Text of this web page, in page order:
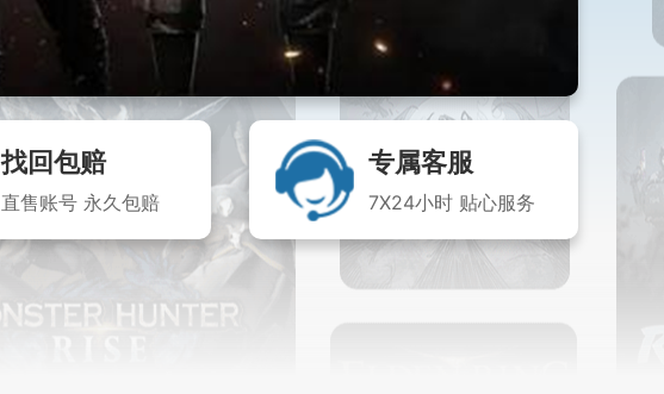
找回包赔
直售账号 永久包赔
专属客服
7X24小时 贴心服务